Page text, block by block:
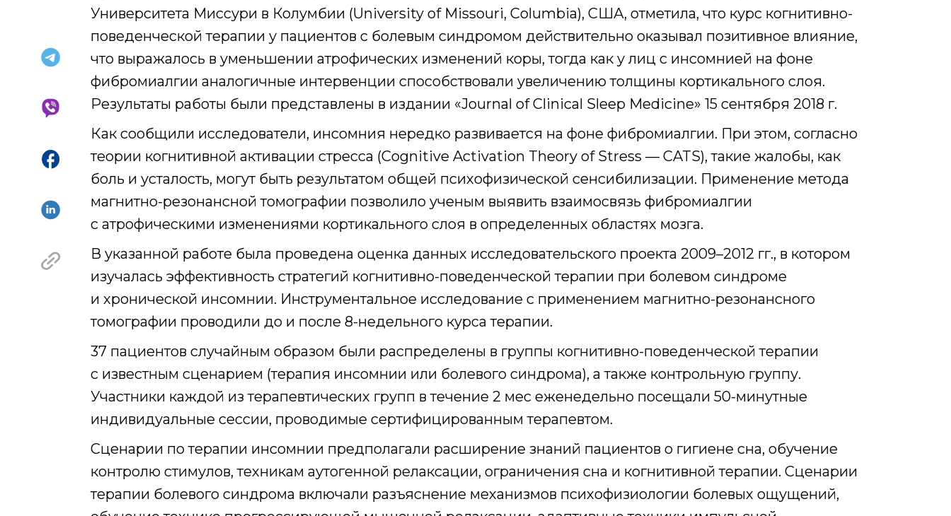
Университета Миссури в Колумбии (University of Missouri, Columbia), США, отметила, что курс когнитивно-
поведенческой терапии у пациентов с болевым синдромом действительно оказывал позитивное влияние,
что выражалось в уменьшении атрофических изменений коры, тогда как у лиц с инсомнией на фоне
фибромиалгии аналогичные интервенции способствовали увеличению толщины кортикального слоя.
Результаты работы были представлены в издании «Journal of Clinical Sleep Medicine» 15 сентября 2018 г.
Как сообщили исследователи, инсомния нередко развивается на фоне фибромиалгии. При этом, согласно
теории когнитивной активации стресса (Cognitive Activation Theory of Stress — CATS), такие жалобы, как
боль и усталость, могут быть результатом общей психофизической сенсибилизации. Применение метода
магнитно-резонансной томографии позволило ученым выявить взаимосвязь фибромиалгии
с атрофическими изменениями кортикального слоя в определенных областях мозга.
В указанной работе была проведена оценка данных исследовательского проекта 2009–2012 гг., в котором
изучалась эффективность стратегий когнитивно-поведенческой терапии при болевом синдроме
и хронической инсомнии. Инструментальное исследование с применением магнитно-резонансного
томографии проводили до и после 8-недельного курса терапии.
37 пациентов случайным образом были распределены в группы когнитивно-поведенческой терапии
с известным сценарием (терапия инсомнии или болевого синдрома), а также контрольную группу.
Участники каждой из терапевтических групп в течение 2 мес еженедельно посещали 50-минутные
индивидуальные сессии, проводимые сертифицированным терапевтом.
Сценарии по терапии инсомнии предполагали расширение знаний пациентов о гигиене сна, обучение
контролю стимулов, техникам аутогенной релаксации, ограничения сна и когнитивной терапии. Сценарии
терапии болевого синдрома включали разъяснение механизмов психофизиологии болевых ощущений,